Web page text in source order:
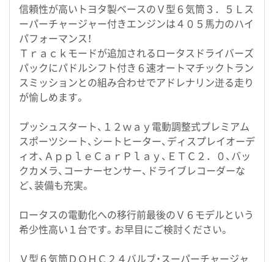
信頼性が高いトヨタ製ベースのＶ型６気筒３．５Ｌス
ーパーチャージャー付きエンジンは４０５馬力のハイ
パフォーマンス！
Ｔｒａｃｋモードが追加されるロータスドライバーズ
パックにパドルシフト付き６速オートマチックトラン
スミッションとの組み合わせでアドレナリン迸る走り
が愉しめます。
プッシュスタート、１２ｗａｙ電動調整式プレミアム
スポーツシート、シートヒーター、ディスプレイオーデ
ィオ、ＡｐｐｌｅＣａｒＰｌａｙ、ＥＴＣ２．０、バッ
クカメラ、コーナーセンサー、ドライブレコーダーな
ど、装備も充実。
ロータスの電動化への移行前最後のＶ６モデルという
希少性高い１台です。お早目にご検討ください。
Ｖ型６気筒ＤＯＨＣ２４バルブ・スーパーチャージャ